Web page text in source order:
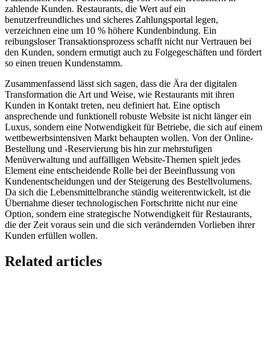
zahlende Kunden. Restaurants, die Wert auf ein
benutzerfreundliches und sicheres Zahlungsportal legen,
verzeichnen eine um 10 % höhere Kundenbindung. Ein
reibungsloser Transaktionsprozess schafft nicht nur Vertrauen bei
den Kunden, sondern ermutigt auch zu Folgegeschäften und fördert
so einen treuen Kundenstamm.
Zusammenfassend lässt sich sagen, dass die Ära der digitalen
Transformation die Art und Weise, wie Restaurants mit ihren
Kunden in Kontakt treten, neu definiert hat. Eine optisch
ansprechende und funktionell robuste Website ist nicht länger ein
Luxus, sondern eine Notwendigkeit für Betriebe, die sich auf einem
wettbewerbsintensiven Markt behaupten wollen. Von der Online-
Bestellung und -Reservierung bis hin zur mehrstufigen
Menüverwaltung und auffälligen Website-Themen spielt jedes
Element eine entscheidende Rolle bei der Beeinflussung von
Kundenentscheidungen und der Steigerung des Bestellvolumens.
Da sich die Lebensmittelbranche ständig weiterentwickelt, ist die
Übernahme dieser technologischen Fortschritte nicht nur eine
Option, sondern eine strategische Notwendigkeit für Restaurants,
die der Zeit voraus sein und die sich verändernden Vorlieben ihrer
Kunden erfüllen wollen.
Related articles